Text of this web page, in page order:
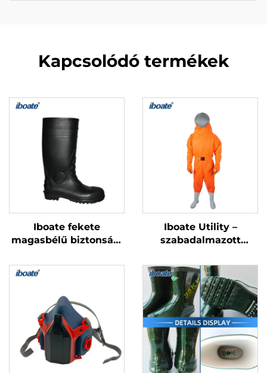
Kapcsolódó termékek
Iboate fekete
magasbélű biztonsági
ipari védőlábbeli
Iboate Utility –
szabadalmazott
szabott védelem
méhekkel fertőzött
műveletekhez